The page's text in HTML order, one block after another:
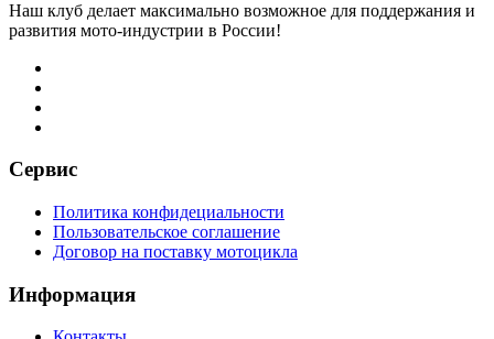
Наш клуб делает максимально возможное для поддержания и
развития мото-индустрии в России!
Сервис
Политика конфидециальности
Пользовательское соглашение
Договор на поставку мотоцикла
Информация